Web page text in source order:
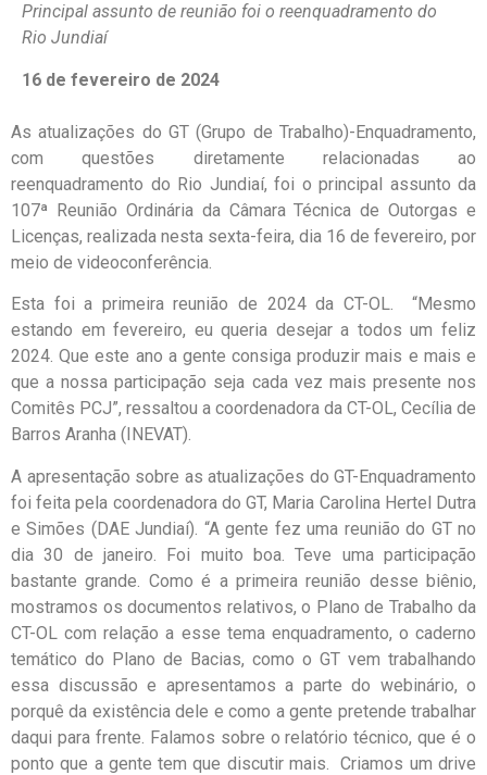
Principal assunto de reunião foi o reenquadramento do
Rio Jundiaí
16 de fevereiro de 2024
As atualizações do GT (Grupo de Trabalho)-Enquadramento,
com questões diretamente relacionadas ao
reenquadramento do Rio Jundiaí, foi o principal assunto da
107ª Reunião Ordinária da Câmara Técnica de Outorgas e
Licenças, realizada nesta sexta-feira, dia 16 de fevereiro, por
meio de videoconferência.
Esta foi a primeira reunião de 2024 da CT-OL. “Mesmo
estando em fevereiro, eu queria desejar a todos um feliz
2024. Que este ano a gente consiga produzir mais e mais e
que a nossa participação seja cada vez mais presente nos
Comitês PCJ”, ressaltou a coordenadora da CT-OL, Cecília de
Barros Aranha (INEVAT).
A apresentação sobre as atualizações do GT-Enquadramento
foi feita pela coordenadora do GT, Maria Carolina Hertel Dutra
e Simões (DAE Jundiaí). “A gente fez uma reunião do GT no
dia 30 de janeiro. Foi muito boa. Teve uma participação
bastante grande. Como é a primeira reunião desse biênio,
mostramos os documentos relativos, o Plano de Trabalho da
CT-OL com relação a esse tema enquadramento, o caderno
temático do Plano de Bacias, como o GT vem trabalhando
essa discussão e apresentamos a parte do webinário, o
porquê da existência dele e como a gente pretende trabalhar
daqui para frente. Falamos sobre o relatório técnico, que é o
ponto que a gente tem que discutir mais. Criamos um drive